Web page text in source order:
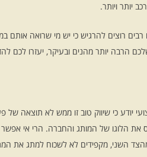
יותר ויותר.
רוצים להרגיש כי יש מי שרואה אותם
הרבה יותר מהנים ובעיקר, יעזרו לכם
יודע כי שיווק טוב זו ממש לא תוצאה
הלוגו של המותג והחברה. הרי אי אפשר
השני, מקפידים לא לשכוח למתג את